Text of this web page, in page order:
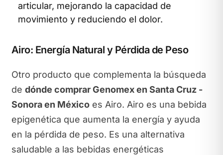
articular, mejorando la capacidad de
movimiento y reduciendo el dolor.
Airo: Energía Natural y Pérdida de Peso
Otro producto que complementa la búsqueda
de dónde comprar Genomex en Santa Cruz -
Sonora en Méxicoes Airo. Airo es una bebida
epigenética que aumenta la energía y ayuda
en la pérdida de peso. Es una alternativa
saludable a las bebidas energéticas